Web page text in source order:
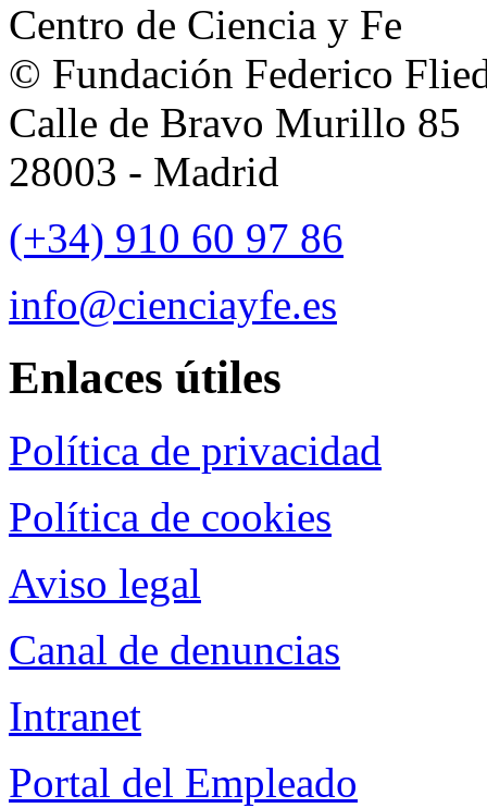
Centro de Ciencia y Fe
© Fundación Federico
Calle de Bravo Murillo 85
28003 - Madrid
(+34) 910 60 97 86
info@cienciayfe.es
Enlaces útiles
Política de privacidad
Política de cookies
Aviso legal
Canal de denuncias
Intranet
Portal del Empleado